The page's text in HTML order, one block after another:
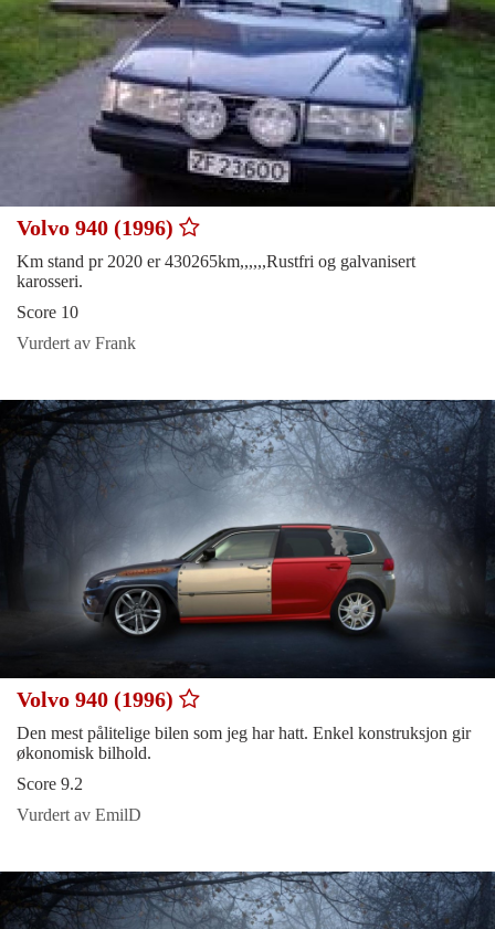
Volvo 940 (1996)
Km stand pr 2020 er 430265km,,,,,,Rustfri og galvanisert
karosseri.
Score 10
Vurdert av Frank
Volvo 940 (1996)
Den mest pålitelige bilen som jeg har hatt. Enkel konstruksjon gir
økonomisk bilhold.
Score 9.2
Vurdert av EmilD